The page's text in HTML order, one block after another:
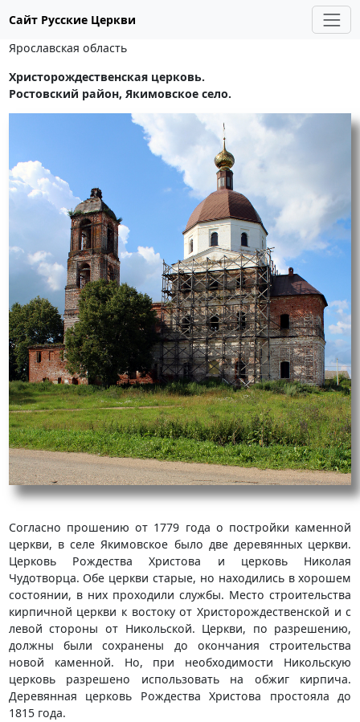
Сайт Русские Церкви
Ярославская область
Христорождественская церковь.
Ростовский район, Якимовское село.
Согласно прошению от 1779 года о постройки каменной
церкви, в селе Якимовское было две деревянных церкви.
Церковь Рождества Христова и церковь Николая
Чудотворца. Обе церкви старые, но находились в хорошем
состоянии, в них проходили службы. Место строительства
кирпичной церкви к востоку от Христорождественской и с
левой стороны от Никольской. Церкви, по разрешению,
должны были сохранены до окончания строительства
новой каменной. Но, при необходимости Никольскую
церковь разрешено использовать на обжиг кирпича.
Деревянная церковь Рождества Христова простояла до
1815 года.